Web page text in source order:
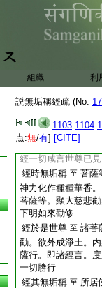
組織 利
説無垢稱經疏 (No.
1103 1104
点:無/有] [CITE]
作。故現不知。亦
淨土。淨土中。有
經聞是語已 至 當
經妙喜國土
與
違。彼淨土相。不
他 11 咸迫迮。二
經爾時世尊
聲
勸。有四。一佛問
來重勸。此初也
經一切咸言世尊已
經時無垢稱 至 菩薩
神力化作種種華香
菩薩等。顯大慈悲
下明如來勸修
經於是世尊 至 諸菩
勸。欲外成淨土。
薩行。即諸經言。
一切勝行
經其無垢稱 至 所